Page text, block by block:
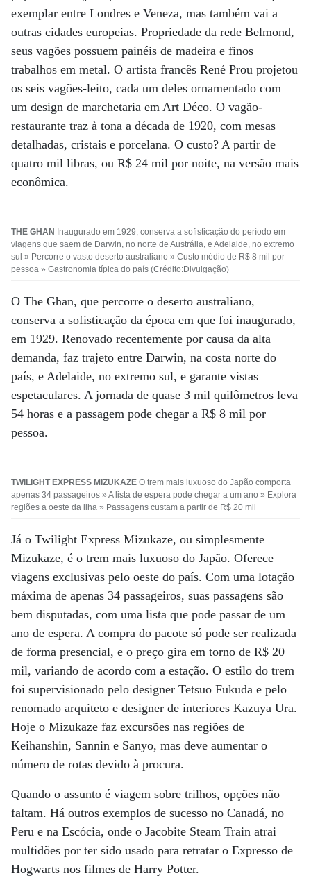
exemplar entre Londres e Veneza, mas também vai a
outras cidades europeias. Propriedade da rede Belmond,
seus vagões possuem painéis de madeira e finos
trabalhos em metal. O artista francês René Prou projetou
os seis vagões-leito, cada um deles ornamentado com
um design de marchetaria em Art Déco. O vagão-
restaurante traz à tona a década de 1920, com mesas
detalhadas, cristais e porcelana. O custo? A partir de
quatro mil libras, ou R$ 24 mil por noite, na versão mais
econômica.
THE GHAN Inaugurado em 1929, conserva a sofisticação do período em
viagens que saem de Darwin, no norte de Austrália, e Adelaide, no extremo
sul » Percorre o vasto deserto australiano » Custo médio de R$ 8 mil por
pessoa » Gastronomia típica do país (Crédito:Divulgação)
O The Ghan, que percorre o deserto australiano,
conserva a sofisticação da época em que foi inaugurado,
em 1929. Renovado recentemente por causa da alta
demanda, faz trajeto entre Darwin, na costa norte do
país, e Adelaide, no extremo sul, e garante vistas
espetaculares. A jornada de quase 3 mil quilômetros leva
54 horas e a passagem pode chegar a R$ 8 mil por
pessoa.
TWILIGHT EXPRESS MIZUKAZE O trem mais luxuoso do Japão comporta
apenas 34 passageiros » A lista de espera pode chegar a um ano » Explora
regiões a oeste da ilha » Passagens custam a partir de R$ 20 mil
Já o Twilight Express Mizukaze, ou simplesmente
Mizukaze, é o trem mais luxuoso do Japão. Oferece
viagens exclusivas pelo oeste do país. Com uma lotação
máxima de apenas 34 passageiros, suas passagens são
bem disputadas, com uma lista que pode passar de um
ano de espera. A compra do pacote só pode ser realizada
de forma presencial, e o preço gira em torno de R$ 20
mil, variando de acordo com a estação. O estilo do trem
foi supervisionado pelo designer Tetsuo Fukuda e pelo
renomado arquiteto e designer de interiores Kazuya Ura.
Hoje o Mizukaze faz excursões nas regiões de
Keihanshin, Sannin e Sanyo, mas deve aumentar o
número de rotas devido à procura.
Quando o assunto é viagem sobre trilhos, opções não
faltam. Há outros exemplos de sucesso no Canadá, no
Peru e na Escócia, onde o Jacobite Steam Train atrai
multidões por ter sido usado para retratar o Expresso de
Hogwarts nos filmes de Harry Potter.